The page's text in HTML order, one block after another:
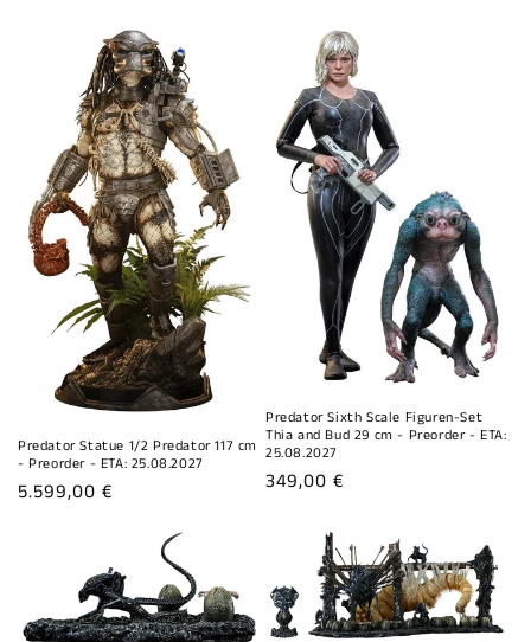
Predator Statue 1/2 Predator 117 cm
- Preorder - ETA: 25.08.2027
Normaler
5.599,00 €
Predator Sixth Scale Figuren-Set
Thia and Bud 29 cm - Preorder - ETA:
25.08.2027
Normaler
349,00 €